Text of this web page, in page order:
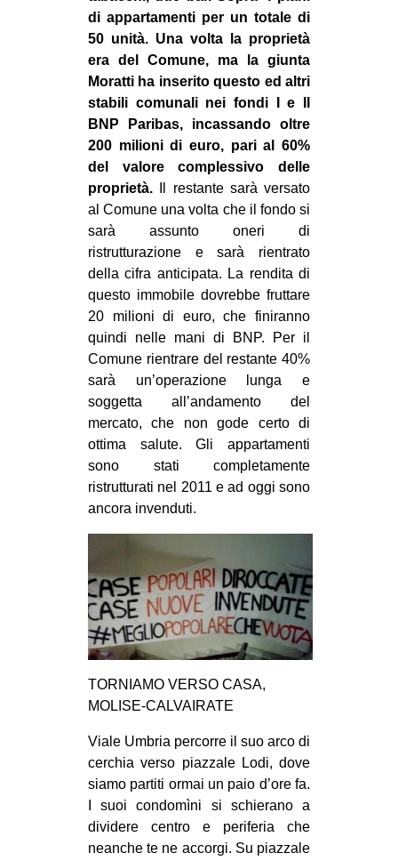
di appartamenti per un totale di
50 unità. Una volta la proprietà
era del Comune, ma la giunta
Moratti ha inserito questo ed altri
stabili comunali nei fondi I e II
BNP Paribas, incassando oltre
200 milioni di euro, pari al 60%
del valore complessivo delle
proprietà. Il restante sarà versato
al Comune una volta che il fondo si
sarà assunto oneri di
ristrutturazione e sarà rientrato
della cifra anticipata. La rendita di
questo immobile dovrebbe fruttare
20 milioni di euro, che finiranno
quindi nelle mani di BNP. Per il
Comune rientrare del restante 40%
sarà un’operazione lunga e
soggetta all’andamento del
mercato, che non gode certo di
ottima salute. Gli appartamenti
sono stati completamente
ristrutturati nel 2011 e ad oggi sono
ancora invenduti.
TORNIAMO VERSO CASA,
MOLISE-CALVAIRATE
Viale Umbria percorre il suo arco di
cerchia verso piazzale Lodi, dove
siamo partiti ormai un paio d’ore fa.
I suoi condomìni si schierano a
dividere centro e periferia che
neanche te ne accorgi. Su piazzale